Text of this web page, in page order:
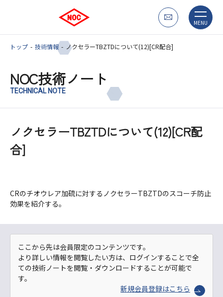
MENU
トップ 技術情報 ノクセラーTBZTDについて(12)[CR配合]
NOC技術ノート
TECHNICAL NOTE
ノクセラーTBZTDについて(12)[CR配
合]
CRのチオウレア加硫に対するノクセラーTBZTDのスコーチ防止
効果を紹介する。
ここから先は会員限定のコンテンツです。
より詳しい情報を閲覧したい方は、ログインすることで全
ての技術ノートを閲覧・ダウンロードすることが可能で
す。
新規会員登録はこちら